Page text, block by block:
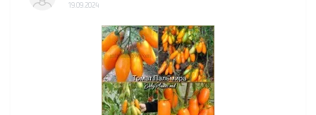
19.09.2024